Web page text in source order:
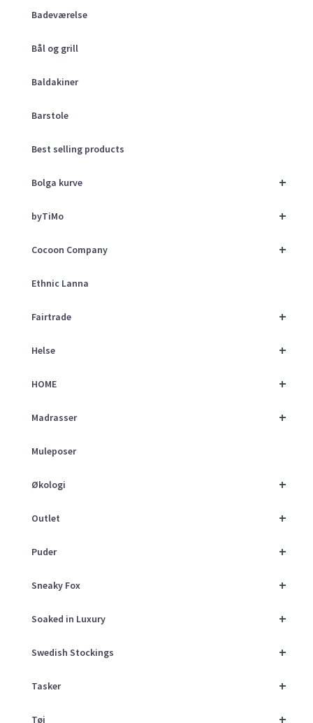
Badeværelse
Bål og grill
Baldakiner
Barstole
Best selling products
+
Bolga kurve
+
byTiMo
+
Cocoon Company
Ethnic Lanna
+
Fairtrade
+
Helse
+
HOME
+
Madrasser
Muleposer
+
Økologi
+
Outlet
+
Puder
+
Sneaky Fox
+
Soaked in Luxury
+
Swedish Stockings
+
Tasker
+
Tøj